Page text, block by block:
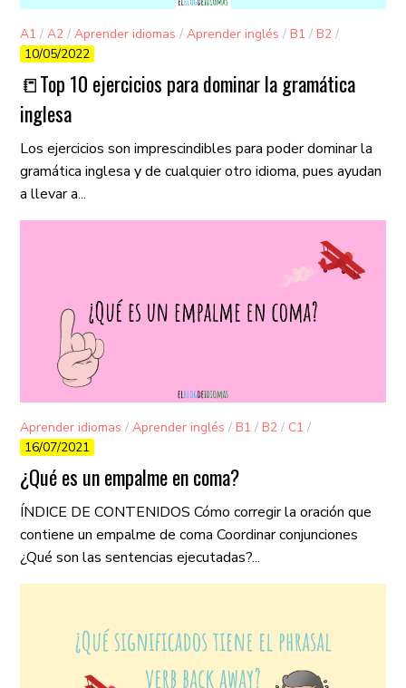
A1 /A2 /Aprender idiomas /Aprender inglés /B1 /B2 /
C1/C2/consejos
10/05/2022
📒​Top 10 ejercicios para dominar la gramática
inglesa
Los ejercicios son imprescindibles para poder dominar la
gramática inglesa y de cualquier otro idioma, pues ayudan
a llevar a...
Aprender idiomas /Aprender inglés /B1 /B2 / C1 /
Gramática/
16/07/2021
¿Qué es un empalme en coma?
ÍNDICE DE CONTENIDOS Cómo corregir la oración que
contiene un empalme de coma Coordinar conjunciones
¿Qué son las sentencias ejecutadas?...